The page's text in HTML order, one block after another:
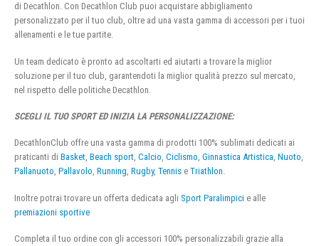
di Decathlon. Con Decathlon Club puoi acquistare abbigliamento
personalizzato per il tuo club, oltre ad una vasta gamma di accessori per i tuoi
allenamenti e le tue partite.
Un team dedicato è pronto ad ascoltarti ed aiutarti a trovare la miglior
soluzione per il tuo club, garantendoti la miglior qualità prezzo sul mercato,
nel rispetto delle politiche Decathlon.
SCEGLI IL TUO SPORT ED INIZIA LA PERSONALIZZAZIONE:
DecathlonClub offre una vasta gamma di prodotti 100% sublimati dedicati ai
praticanti di Basket, Beach sport, Calcio, Ciclismo, Ginnastica Artistica, Nuoto,
Pallanuoto, Pallavolo, Running, Rugby, Tennis e Triathlon.
Inoltre potrai trovare un offerta dedicata agli Sport Paralimpici e alle
premiazioni sportive
Completa il tuo ordine con gli accessori 100% personalizzabili grazie alla